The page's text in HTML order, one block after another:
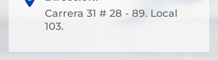
Carrera 31 # 28 - 89. Local
103.